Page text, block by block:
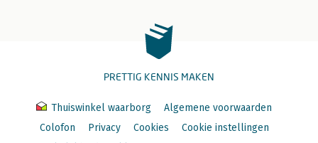
PRETTIG KENNIS MAKEN
Thuiswinkel waarborg
Algemene voorwaarden
Colofon
Privacy Cookies
Cookie instellingen